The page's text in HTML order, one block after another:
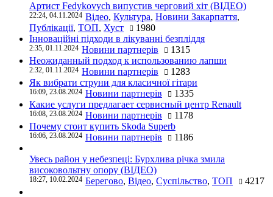
Артист Fedykovych випустив черговий хіт (ВІДЕО)
22:24, 04.11.2024 Відео, Культура, Новини Закарпаття,
Публікації, ТОП, Хуст
1980
Інноваційні підходи в лікуванні безпліддя
2:35, 01.11.2024 Новини партнерів
1315
Неожиданный подход к использованию лапши
2:32, 01.11.2024 Новини партнерів
1283
Як вибрати струни для класичної гітари
16:09, 23.08.2024 Новини партнерів
1335
Какие услуги предлагает сервисный центр Renault
16:08, 23.08.2024 Новини партнерів
1178
Почему стоит купить Skoda Superb
16:06, 23.08.2024 Новини партнерів 1186
Увесь район у небезпеці: Бурхлива річка змила
високовольтну опору (ВІДЕО)
18:27, 10.02.2024 Берегово, Відео, Суспільство, ТОП 4217